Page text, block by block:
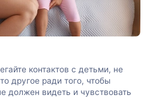
контактов с детьми, не
другое ради того, чтобы
должен видеть и чувствовать